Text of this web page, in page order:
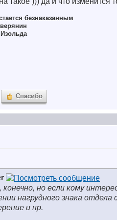
безнаказанным
Спасибо
конечно, но если кому
нагрудного знака отдела
и пр.